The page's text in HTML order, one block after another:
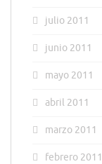
julio 2011
junio 2011
mayo 2011
abril 2011
marzo 2011
febrero 2011